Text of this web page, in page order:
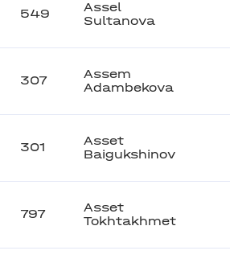
549
Assel
Sultanova
307
Assem
Adambekova
301
Asset
Baigukshinov
797
Asset
Tokhtakhmet